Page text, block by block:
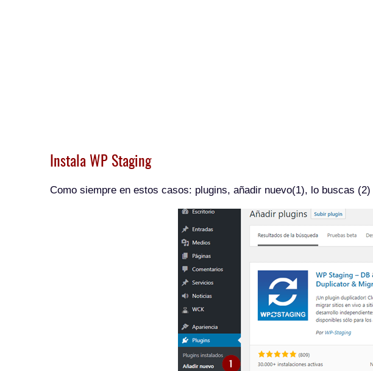
Instala WP Staging
Como siempre en estos casos: plugins, añadir nuevo(1), lo buscas